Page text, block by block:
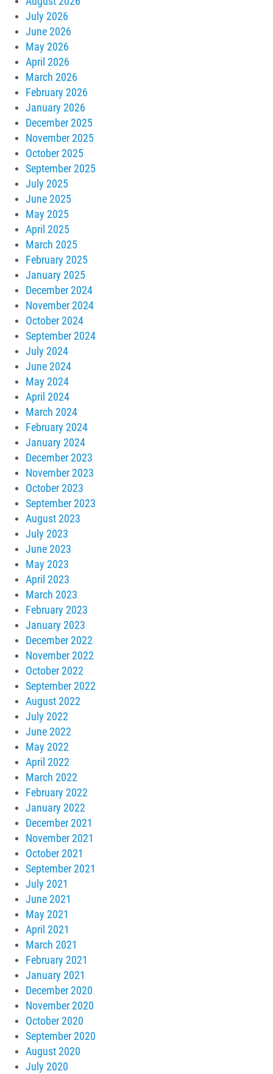
July 2026
June 2026
May 2026
April 2026
March 2026
February 2026
January 2026
December 2025
November 2025
October 2025
September 2025
July 2025
June 2025
May 2025
April 2025
March 2025
February 2025
January 2025
December 2024
November 2024
October 2024
September 2024
July 2024
June 2024
May 2024
April 2024
March 2024
February 2024
January 2024
December 2023
November 2023
October 2023
September 2023
August 2023
July 2023
June 2023
May 2023
April 2023
March 2023
February 2023
January 2023
December 2022
November 2022
October 2022
September 2022
August 2022
July 2022
June 2022
May 2022
April 2022
March 2022
February 2022
January 2022
December 2021
November 2021
October 2021
September 2021
July 2021
June 2021
May 2021
April 2021
March 2021
February 2021
January 2021
December 2020
November 2020
October 2020
September 2020
August 2020
July 2020